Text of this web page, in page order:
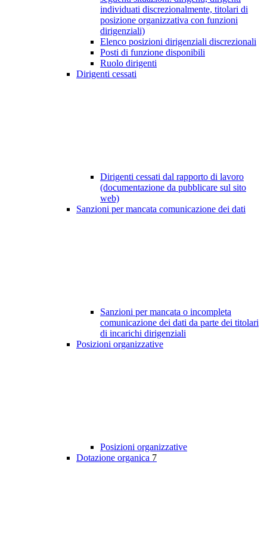
individuati discrezionalmente, titolari di
posizione organizzativa con funzioni
dirigenziali)
Elenco posizioni dirigenziali discrezionali
Posti di funzione disponibili
Ruolo dirigenti
Dirigenti cessati
Dirigenti cessati dal rapporto di lavoro
(documentazione da pubblicare sul sito
web)
Sanzioni per mancata comunicazione dei dati
Sanzioni per mancata o incompleta
comunicazione dei dati da parte dei titolari
di incarichi dirigenziali
Posizioni organizzative
Posizioni organizzative
Dotazione organica 7